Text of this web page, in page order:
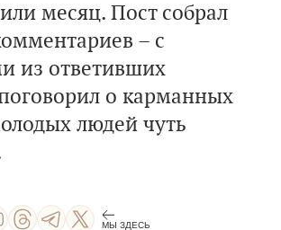
месяц. Пост собрал
– с
из ответивших
о карманных
людей чуть
МЫ ЗДЕСЬ